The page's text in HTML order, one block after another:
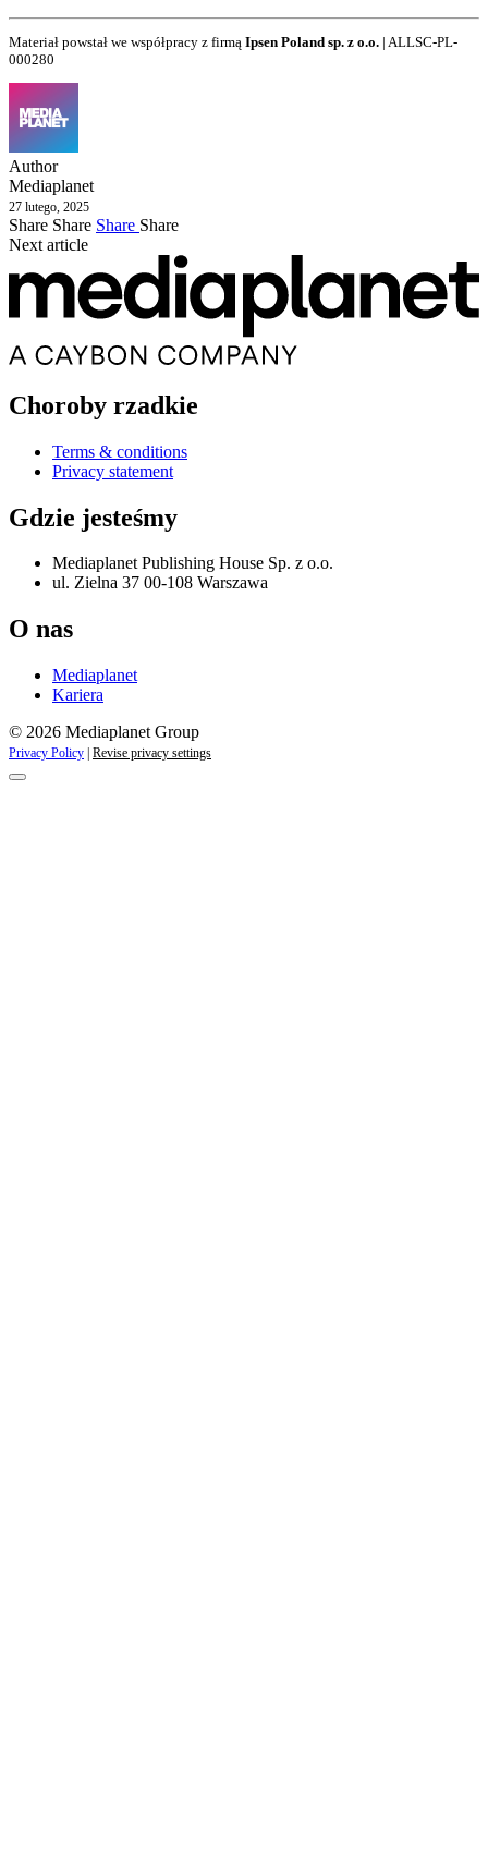
Materiał powstał we współpracy z firmą Ipsen Poland sp. z o.o. | ALLSC-PL-
000280
Author
Mediaplanet
27 lutego, 2025
Share Share Share Share
Next article
Choroby rzadkie
Terms & conditions
Privacy statement
Gdzie jesteśmy
Mediaplanet Publishing House Sp. z o.o.
ul. Zielna 37 00-108 Warszawa
O nas
Mediaplanet
Kariera
© 2026 Mediaplanet Group
Privacy Policy Revise privacy settings